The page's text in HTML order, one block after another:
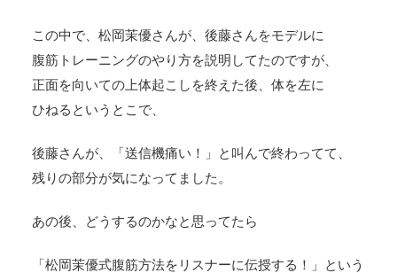
この中で、松岡茉優さんが、後藤さんをモデルに
腹筋トレーニングのやり方を説明してたのですが、
正面を向いての上体起こしを終えた後、体を左に
ひねるというとこで、
後藤さんが、「送信機痛い！」と叫んで終わってて、
残りの部分が気になってました。
あの後、どうするのかなと思ってたら
「松岡茉優式腹筋方法をリスナーに伝授する！」という